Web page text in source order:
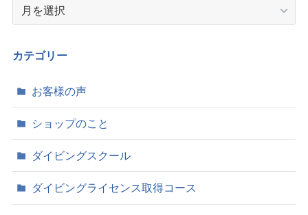
イ
カテゴリー
お客様の声
ショップのこと
ダイビングスクール
ダイビングライセンス取得コース